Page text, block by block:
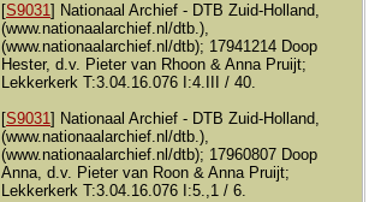
[S9031] Nationaal Archief - DTB Zuid-Holland,
(www.nationaalarchief.nl/dtb.),
(www.nationaalarchief.nl/dtb); 17941214 Doop
Hester, d.v. Pieter van Rhoon & Anna Pruijt;
Lekkerkerk T:3.04.16.076 I:4.III / 40.
[S9031] Nationaal Archief - DTB Zuid-Holland,
(www.nationaalarchief.nl/dtb.),
(www.nationaalarchief.nl/dtb); 17960807 Doop
Anna, d.v. Pieter van Roon & Anna Pruijt;
Lekkerkerk T:3.04.16.076 I:5.,1 / 6.